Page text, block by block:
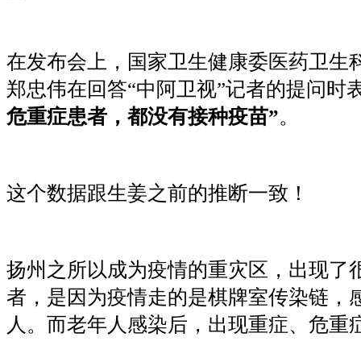
在发布会上，国家卫生健康委医药卫生
郑忠伟在回答“中阿卫视”记者的提问时
危重症患者，都没有接种疫苗”。
这个数据跟生姜之前的推断一致！
扬州之所以成为疫情的重灾区，出现了
者，是因为疫情走的是棋牌室传染链，
人。而老年人感染后，出现重症、危重